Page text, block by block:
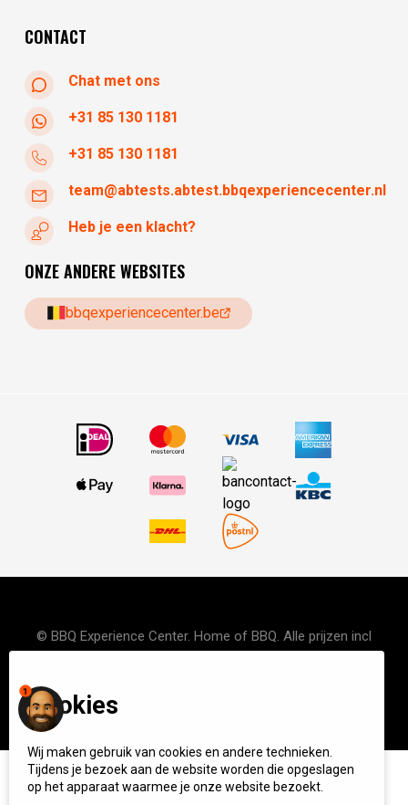
CONTACT
Chat met ons
+31 85 130 1181
+31 85 130 1181
team@abtests.abtest.bbqexperiencecenter.nl
Heb je een klacht?
ONZE ANDERE WEBSITES
bbqexperiencecenter.be
© BBQ Experience Center. Home of BBQ. Alle prijzen incl
1
Cookies
Wij maken gebruik van cookies en andere technieken.
Tijdens je bezoek aan de website worden die opgeslagen
op het apparaat waarmee je onze website bezoekt.